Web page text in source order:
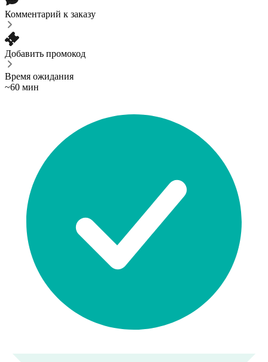
Комментарий к заказу
Добавить промокод
Время ожидания
~60 мин